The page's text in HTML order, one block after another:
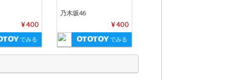
¥ 400
でみる
乃木坂46
¥ 400
でみる